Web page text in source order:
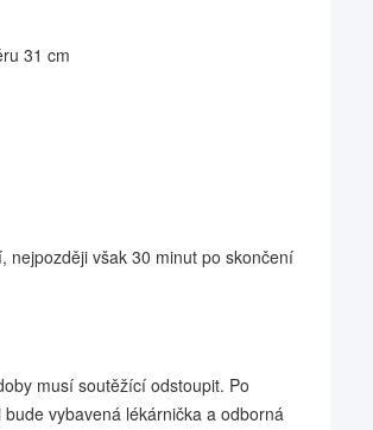
31 cm
nejpozději však 30 minut po skončení
musí soutěžící odstoupit. Po
vybavená lékárnička a odborná